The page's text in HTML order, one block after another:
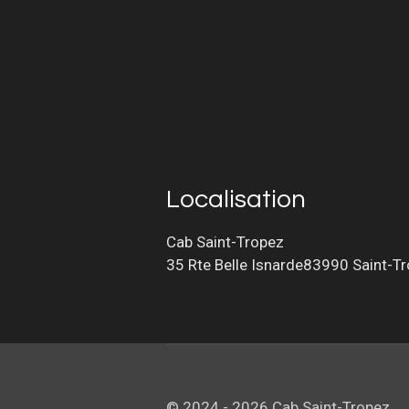
Localisation
Cab Saint-Tropez
35 Rte Belle Isnarde83990 Saint-